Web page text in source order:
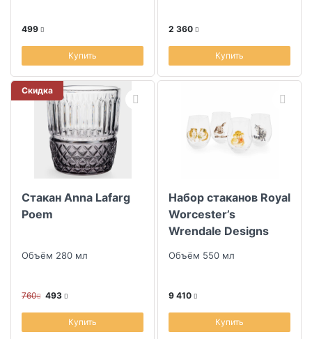
499
Купить
2 360
Купить
Скидка
Стакан Anna Lafarg
Poem
Объём 280 мл
760 493
Купить
Набор стаканов Royal
Worcester’s
Wrendale Designs
Объём 550 мл
9 410
Купить